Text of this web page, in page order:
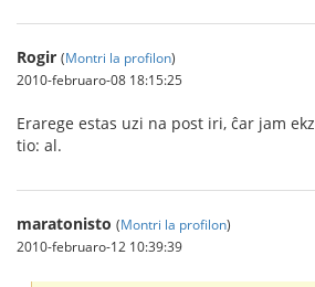
Rogir (Montri la profilon)
2010-februaro-08 18:15:25
Erarege estas uzi na post iri, ĉar jam
tio: al.
maratonisto (Montri la profilon)
2010-februaro-12 10:39:39